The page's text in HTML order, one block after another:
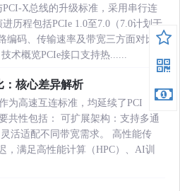
PCI-X总线的升级标准，采用串行连
历程包括PCIe 1.0至7.0（7.0计划于
编码、传输速率及带宽三方面对比
技术概览PCIe接口支持热......
：核心差异解析
为高速互连标准，均延续了PCI
共性包括： 可扩展架构：支持多通
活适配不同带宽需求。 高性能传
，满足高性能计算（HPC）、AI训